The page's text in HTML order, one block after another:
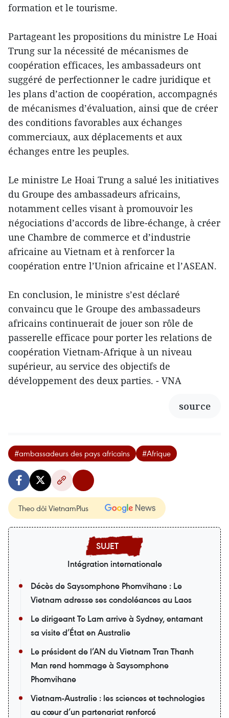
formation et le tourisme.
Partageant les propositions du ministre Le Hoai
Trung sur la nécessité de mécanismes de
coopération efficaces, les ambassadeurs ont
suggéré de perfectionner le cadre juridique et
les plans d’action de coopération, accompagnés
de mécanismes d’évaluation, ainsi que de créer
des conditions favorables aux échanges
commerciaux, aux déplacements et aux
échanges entre les peuples.
Le ministre Le Hoai Trung a salué les initiatives
du Groupe des ambassadeurs africains,
notamment celles visant à promouvoir les
négociations d’accords de libre-échange, à créer
une Chambre de commerce et d’industrie
africaine au Vietnam et à renforcer la
coopération entre l’Union africaine et l’ASEAN.
En conclusion, le ministre s’est déclaré
convaincu que le Groupe des ambassadeurs
africains continuerait de jouer son rôle de
passerelle efficace pour porter les relations de
coopération Vietnam-Afrique à un niveau
supérieur, au service des objectifs de
développement des deux parties. - VNA
source
#ambassadeurs des pays africains #Afrique
Theo dõi VietnamPlus
Intégration internationale
Décès de Saysomphone Phomvihane : Le
Vietnam adresse ses condoléances au Laos
Le dirigeant To Lam arrive à Sydney, entamant
sa visite d’État en Australie
Le président de l’AN du Vietnam Tran Thanh
Man rend hommage à Saysomphone
Phomvihane
Vietnam-Australie : les sciences et technologies
au cœur d’un partenariat renforcé